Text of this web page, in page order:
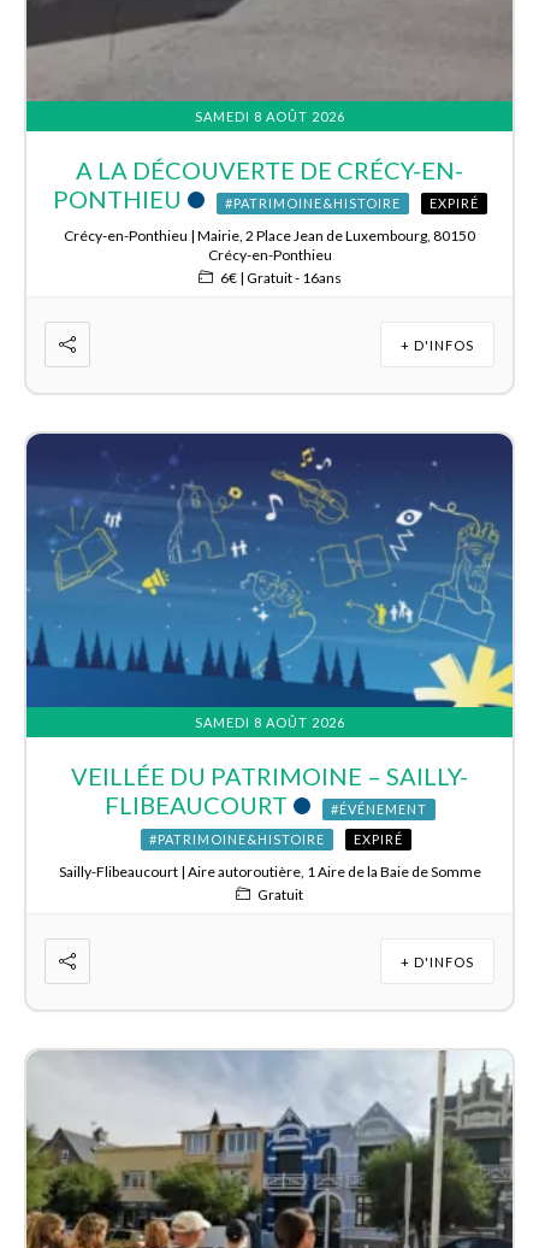
SAMEDI 8 AOÛT 2026
A LA DÉCOUVERTE DE CRÉCY-EN-
PONTHIEU
#PATRIMOINE&HISTOIRE EXPIRÉ
Crécy-en-Ponthieu | Mairie, 2 Place Jean de Luxembourg, 80150
Crécy-en-Ponthieu
6€ | Gratuit - 16ans
+ D'INFOS
SAMEDI 8 AOÛT 2026
VEILLÉE DU PATRIMOINE – SAILLY-
FLIBEAUCOURT
#ÉVÉNEMENT
#PATRIMOINE&HISTOIRE
EXPIRÉ
Sailly-Flibeaucourt | Aire autoroutière, 1 Aire de la Baie de Somme
Gratuit
+ D'INFOS